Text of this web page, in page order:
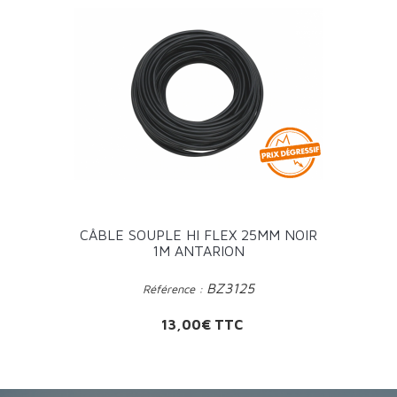
CÂBLE SOUPLE HI FLEX 25MM NOIR
1M ANTARION
Référence : BZ3125
Prix
13,00€ TTC